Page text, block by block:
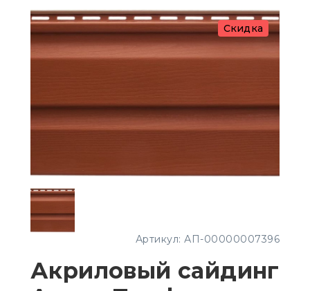
Скидка
Артикул: АП-00000007396
Акриловый сайдинг